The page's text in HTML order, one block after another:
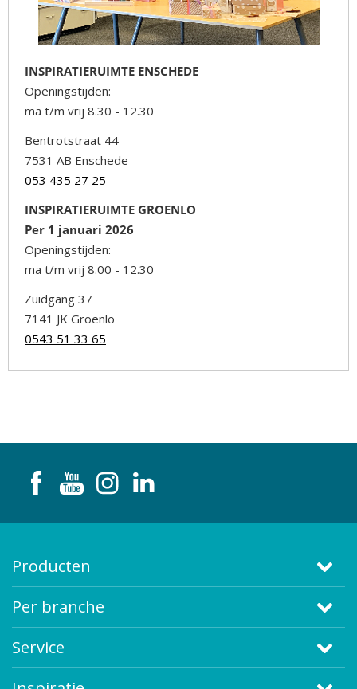
INSPIRATIERUIMTE ENSCHEDE
Openingstijden:
ma t/m vrij 8.30 - 12.30
Bentrotstraat 44
7531 AB Enschede
053 435 27 25
INSPIRATIERUIMTE GROENLO
Per 1 januari 2026
Openingstijden:
ma t/m vrij 8.00 - 12.30
Zuidgang 37
7141 JK Groenlo
0543 51 33 65
Producten
Per branche
Service